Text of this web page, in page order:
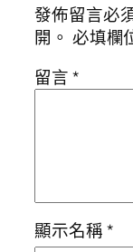
發佈留言必
開。 必填欄
留言*
顯示名稱*